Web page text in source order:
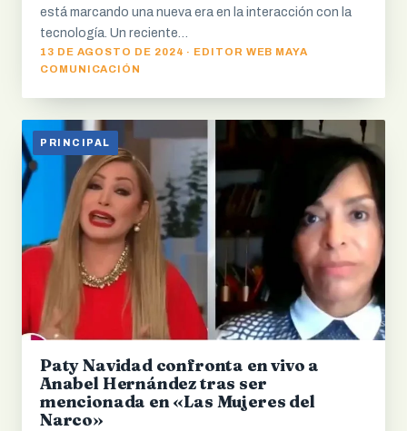
está marcando una nueva era en la interacción con la
tecnología. Un reciente…
13 DE AGOSTO DE 2024 · EDITOR WEB MAYA
COMUNICACIÓN
PRINCIPAL
Paty Navidad confronta en vivo a
Anabel Hernández tras ser
mencionada en «Las Mujeres del
Narco»